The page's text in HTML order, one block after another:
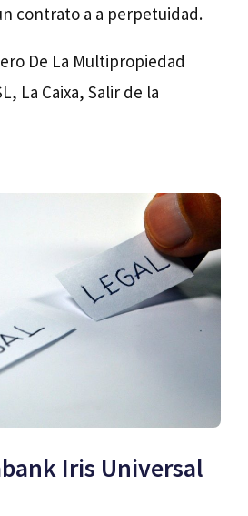
contrato a a perpetuidad.
De La Multipropiedad
, La Caixa,Salir de la
Iris Universal